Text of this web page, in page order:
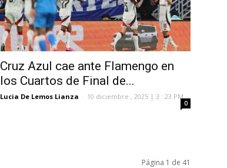
Cruz Azul cae ante Flamengo en
los Cuartos de Final de...
Lucia De Lemos Lianza - 10 diciembre , 2025 | 3 : 23 PM
0
Página 1 de 41